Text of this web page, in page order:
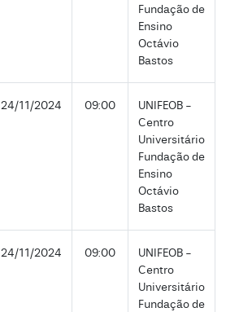
Fundação de
Ensino
Octávio
Bastos
24/11/2024 09:00
UNIFEOB -
Centro
Universitário
Fundação de
Ensino
Octávio
Bastos
24/11/2024 09:00
UNIFEOB -
Centro
Universitário
Fundação de